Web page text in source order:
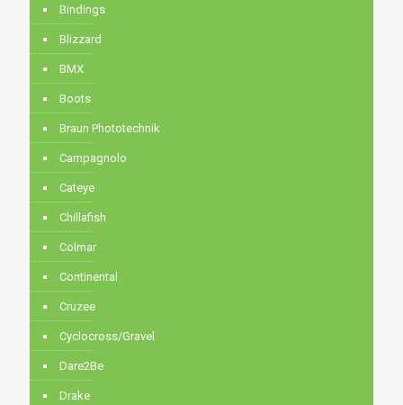
Bindings
Blizzard
BMX
Boots
Braun Phototechnik
Campagnolo
Cateye
Chillafish
Colmar
Continental
Cruzee
Cyclocross/Gravel
Dare2Be
Drake